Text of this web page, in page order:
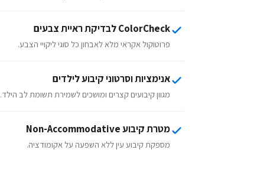
ColorCheck לבדיקת ראיית צבעים
פרוטוקול אקראי מלא לאבחון כל סוגי ליקויי הצבע.
אנימציות וסרטוני קיבוע לילדים
מגוון קיבועים קצרים ומושכים לשמירת תשומת לב הילד.
מטרת קיבוע Non-Accommodative
מספקת קיבוע עין ללא השפעה על אקומודציה.